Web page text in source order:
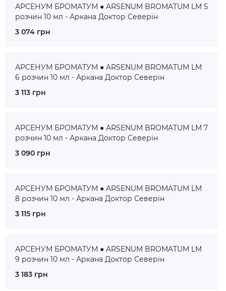
АРСЕНУМ БРОМАТУМ ● ARSENUM BROMATUM LM 5
розчин 10 мл - Аркана Доктор Северін
3 074 грн
АРСЕНУМ БРОМАТУМ ● ARSENUM BROMATUM LM
6 розчин 10 мл - Аркана Доктор Северін
3 113 грн
АРСЕНУМ БРОМАТУМ ● ARSENUM BROMATUM LM 7
розчин 10 мл - Аркана Доктор Северін
3 090 грн
АРСЕНУМ БРОМАТУМ ● ARSENUM BROMATUM LM
8 розчин 10 мл - Аркана Доктор Северін
3 115 грн
АРСЕНУМ БРОМАТУМ ● ARSENUM BROMATUM LM
9 розчин 10 мл - Аркана Доктор Северін
3 183 грн